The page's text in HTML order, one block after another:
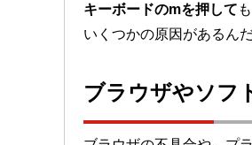
キーボードのmを押して
いくつかの原因があるんだ
ブラウザやソフ